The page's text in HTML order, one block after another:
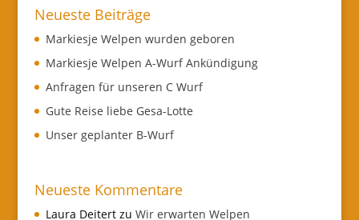
Neueste Beiträge
Markiesje Welpen wurden geboren
Markiesje Welpen A-Wurf Ankündigung
Anfragen für unseren C Wurf
Gute Reise liebe Gesa-Lotte
Unser geplanter B-Wurf
Neueste Kommentare
Laura Deitertzu Wir erwarten Welpen